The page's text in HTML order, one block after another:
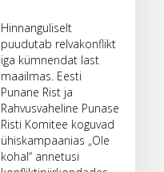
Hinnanguliselt
puudutab relvakonflikt
iga kümnendat last
maailmas. Eesti
Punane Rist ja
Rahvusvaheline Punase
Risti Komitee koguvad
ühiskampaanias „Ole
kohal“ annetusi